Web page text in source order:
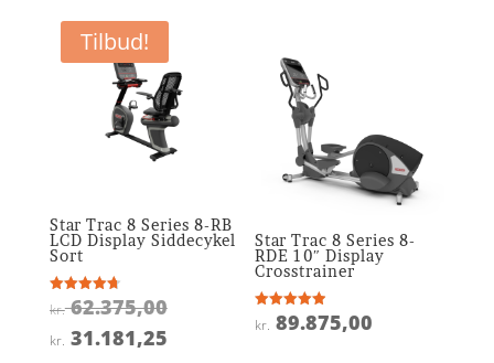
Tilbud!
Star Trac 8 Series 8-RB
LCD Display Siddecykel
Sort
Vurderet
4.7
ud af 5
kr.62.375,00Den
oprindelige
kr. 31.181,25Den
Star Trac 8 Series 8-
RDE 10″ Display
Crosstrainer
Vurderet
4.9
kr. 89.875,00